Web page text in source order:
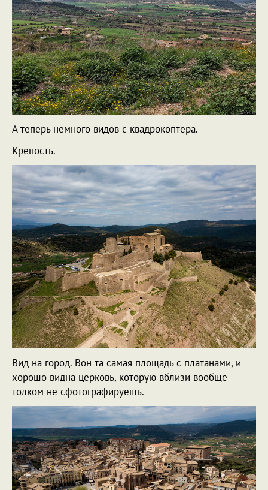
А теперь немного видов с квадрокоптера.
Крепость.
Вид на город. Вон та самая площадь с платанами, и
хорошо видна церковь, которую вблизи вообще
толком не сфотографируешь.